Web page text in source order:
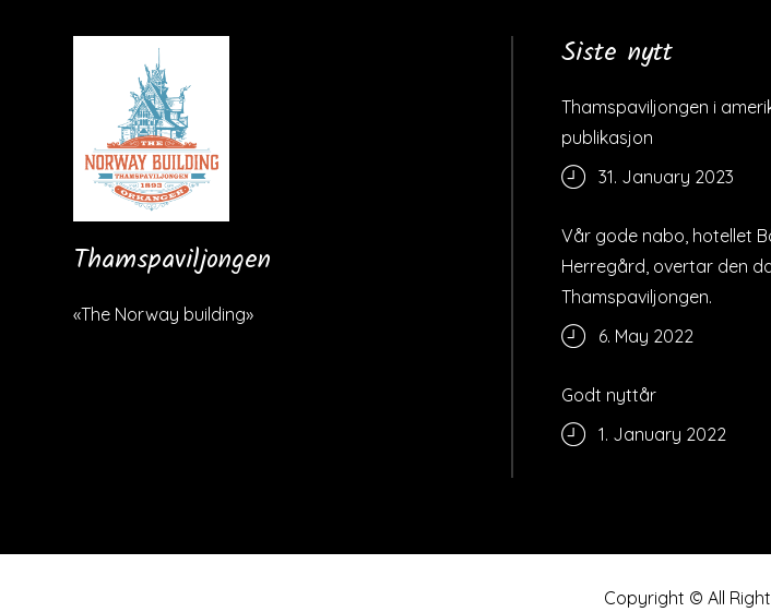
Thamspaviljongen
«The Norway building»
Siste nytt
Thamspaviljongen i
publikasjon
31. January 2023
Vår gode nabo, hotellet
Herregård, overtar den
Thamspaviljongen.
6. May 2022
Godt nyttår
1. January 2022
Copyright © All